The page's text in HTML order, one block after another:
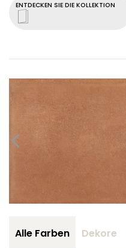
ENTDECKEN SIE DIE KOLLEKTION
Alle Farben Dekore